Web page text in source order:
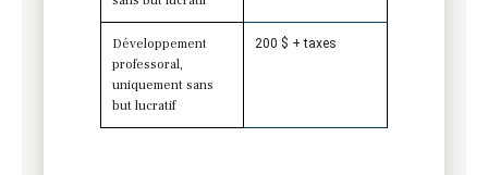
Développement
professoral,
uniquement sans
but lucratif
200 $ + taxes